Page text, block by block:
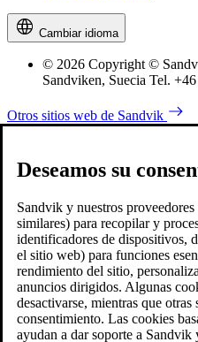
Cambiar idioma
© 2026 Copyright ©
Sandviken, Suecia Tel.
Otros sitios web de Sandvik
Deseamos su
Sandvik y nuestros
similares) para recopilar y
identificadores de dispositivos,
el sitio web) para funciones
rendimiento del sitio,
anuncios dirigidos. Algunas
desactivarse, mientras que
consentimiento. Las cookies
ayudan a dar soporte a